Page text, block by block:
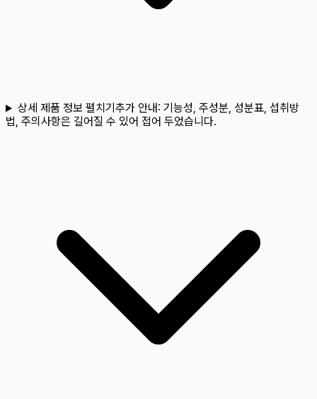
상세 제품 정보 펼치기 추가 안내: 기능성, 주성분, 성분표, 섭취방
법, 주의사항은 길어질 수 있어 접어 두었습니다.